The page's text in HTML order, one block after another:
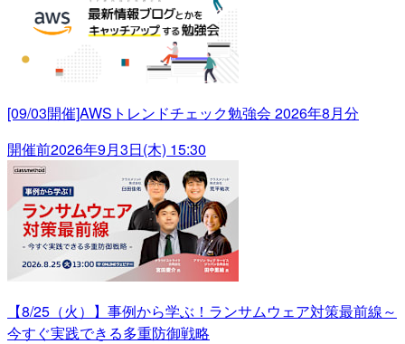
[09/03開催]AWSトレンドチェック勉強会 2026年8月分
開催前2026年9月3日(木) 15:30
【8/25（火）】事例から学ぶ！ランサムウェア対策最前線～
今すぐ実践できる多重防御戦略